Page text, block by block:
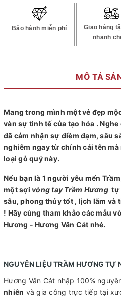
Bảo hành miễn phí
Giao hàng
nhanh
MÔ TẢ
Mang trong mình một vẻ đẹp
vàn sự tinh tế của tạo hóa .
đã cảm nhận sự điềm đạm, sâu
nghiêm ngay từ chính cái tên
loại gỗ quý này.
Nếu bạn là 1 người yêu mến
một sợi vòng tay Trầm Hươngtự
sâu, phong thủy tốt , lịch lãm và
! Hãy cùng tham khảo các mẫu
Hương - Hương Vân Cát nhé.
NGUYÊN LIỆU TRẦM HƯƠNG TỰ
Hương Vân Cát nhập 100%
nhiên và gia công trực tiếp tại